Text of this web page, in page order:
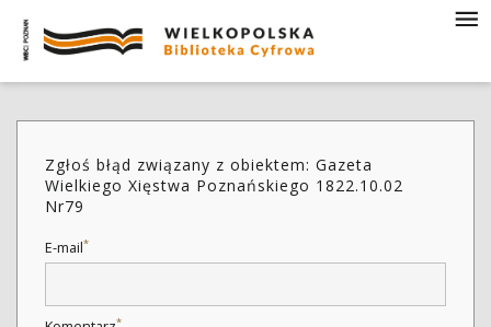
Zgłoś błąd związany z obiektem: Gazeta
Wielkiego Xięstwa Poznańskiego 1822.10.02
Nr79
E-mail*
*